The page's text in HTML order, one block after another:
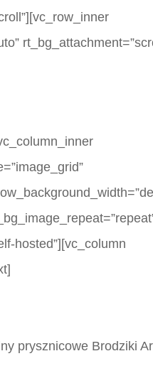
hosted”][vc_column
prysznicowe Brodziki